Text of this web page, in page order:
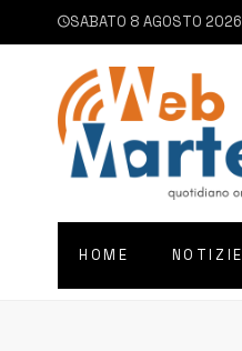
SABATO 8 AGOSTO 2026
HOME NOTIZIE